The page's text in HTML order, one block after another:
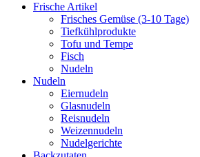
Frische Artikel
Frisches Gemüse (3-10 Tage)
Tiefkühlprodukte
Tofu und Tempe
Fisch
Nudeln
Nudeln
Eiernudeln
Glasnudeln
Reisnudeln
Weizennudeln
Nudelgerichte